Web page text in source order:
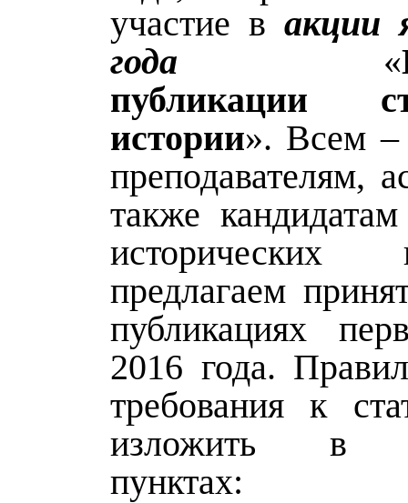
участие в акции
года «
публикации
истории». Всем –
преподавателям,
также
предлагаем
публикациях
2016 года.
требования к
изложить в
пунктах: